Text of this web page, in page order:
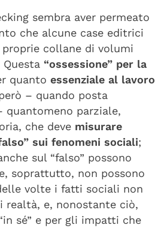
sembra aver permeato
che alcune case editrici
collane di volumi
“ossessione” per la
quanto essenziale al lavoro
– quando posta
quantomeno parziale,
che deve misurare
sui fenomeni sociali;
sul “falso” possono
soprattutto, non possono
volte i fatti sociali non
realtà, e, nonostante ciò,
sé” e per gli impatti che